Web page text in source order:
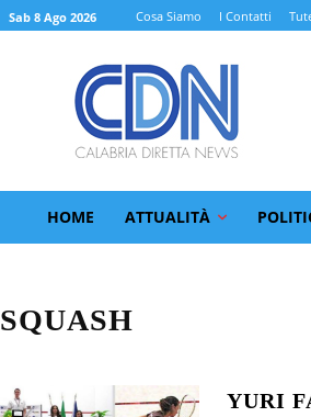
Sab 8 Ago 2026 Cosa Siamo I Contatti
HOME ATTUALITÀ
SQUASH
YURI